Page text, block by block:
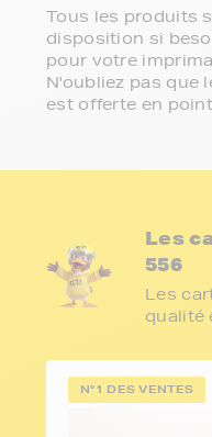
Tous les produits
disposition si
pour votre
N'oubliez pas que
est offerte en
Les
556
Les
qualité
N°1 DES VENTES